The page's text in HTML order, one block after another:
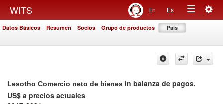
WITS En Es
Toggle
Datos Básicos Resumen Socios Grupo de productos País
Lesotho Comercio neto de bienes in balanza de pagos,
US$ a precios actuales